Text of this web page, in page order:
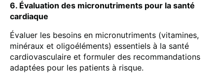
6. Évaluation des micronutriments pour la santé
cardiaque
Évaluer les besoins en micronutriments (vitamines,
minéraux et oligoéléments) essentiels à la santé
cardiovasculaire et formuler des recommandations
adaptées pour les patients à risque.